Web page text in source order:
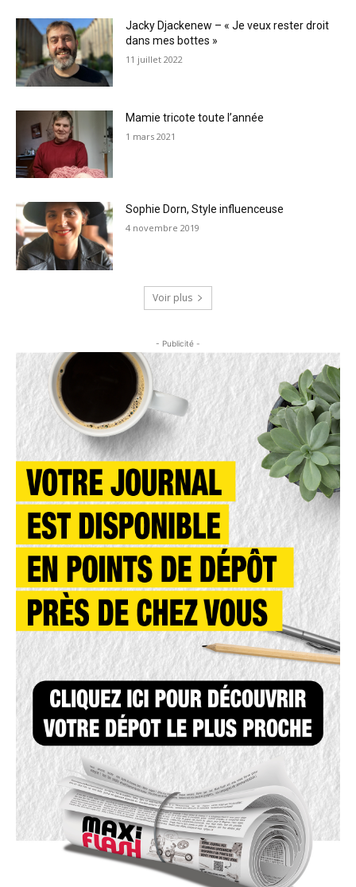
Jacky Djackenew – « Je veux rester droit
dans mes bottes »
11 juillet 2022
Mamie tricote toute l’année
1 mars 2021
Sophie Dorn, Style influenceuse
4 novembre 2019
Voir plus
- Publicité -